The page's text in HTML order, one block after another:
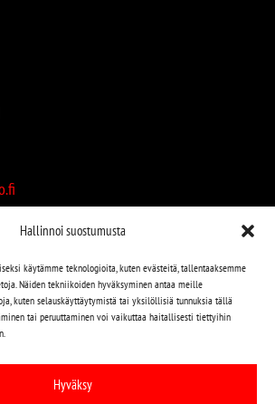
Hallinnoi suostumusta
käytämme teknologioita, kuten evästeitä, tallentaaksemme
Näiden tekniikoiden hyväksyminen antaa meille
kuten selauskäyttäytymistä tai yksilöllisiä tunnuksia tällä
tai peruuttaminen voi vaikuttaa haitallisesti tiettyihin
Hyväksy
kivijalasta!